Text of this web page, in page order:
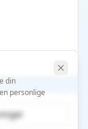
din
personlige